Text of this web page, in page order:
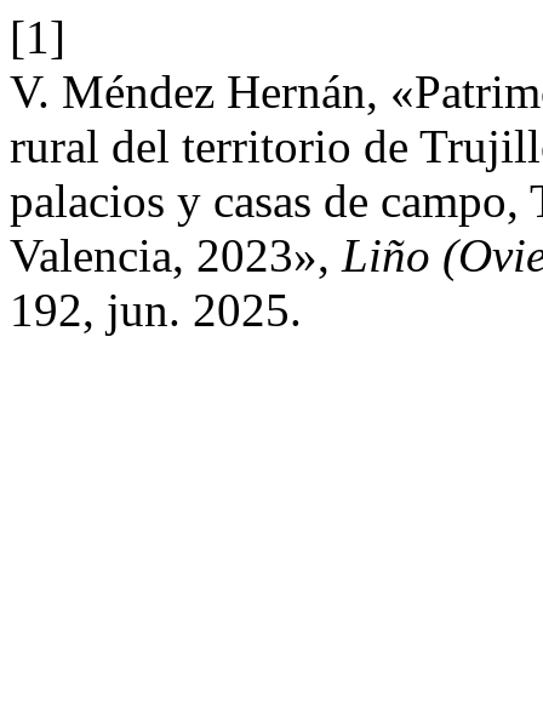
[1]
V. Méndez Hernán,
rural del territorio de
palacios y casas de
Valencia, 2023», Liño
192, jun. 2025.